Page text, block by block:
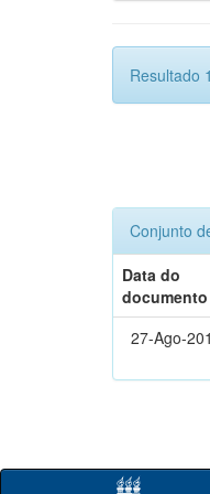
Resultado
Conjunto
Data do
documento
27-Ago-